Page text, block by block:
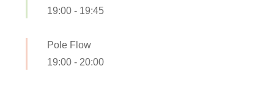
19:00 - 19:45
Pole Flow
19:00 - 20:00